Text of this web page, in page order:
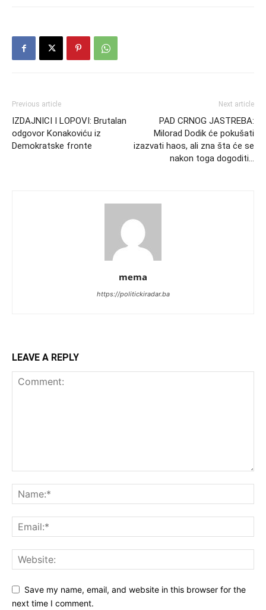
Previous article
IZDAJNICI I LOPOVI: Brutalan
odgovor Konakoviću iz
Demokratske fronte
Next article
PAD CRNOG JASTREBA:
Milorad Dodik će pokušati
izazvati haos, ali zna šta će se
nakon toga dogoditi…
mema
https://politickiradar.ba
LEAVE A REPLY
Save my name, email, and website in this browser for the
next time I comment.